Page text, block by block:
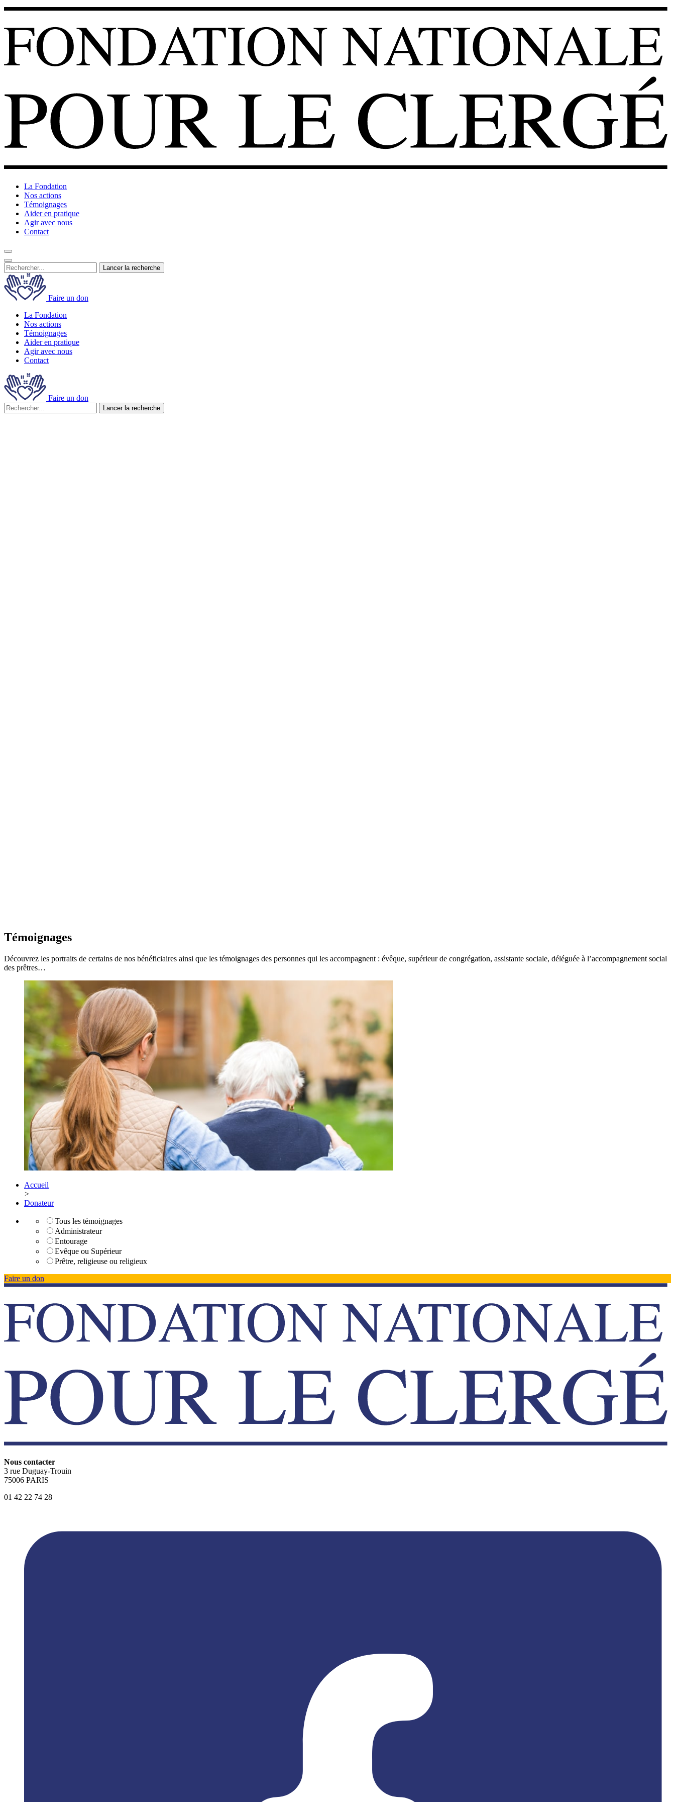
La Fondation
Nos actions
Témoignages
Aider en pratique
Agir avec nous
Contact
Lancer la recherche
Faire un don
La Fondation
Nos actions
Témoignages
Aider en pratique
Agir avec nous
Contact
Faire un don
Lancer la recherche
Témoignages
Découvrez les portraits de certains de nos bénéficiaires ainsi que les témoignages des personnes qui les accompagnent : évêque, supérieur de congrégation, assistante sociale, déléguée à l’accompagnement social
des prêtres…
Accueil
>
Donateur
Tous les témoignages
Administrateur
Entourage
Evêque ou Supérieur
Prêtre, religieuse ou religieux
Faire un don
Nous contacter
3 rue Duguay-Trouin
75006 PARIS
01 42 22 74 28